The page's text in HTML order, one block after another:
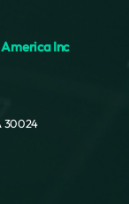
Inc
30024